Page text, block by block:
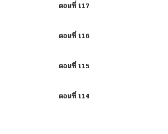
ตอนที่ 117
ตอนที่ 116
ตอนที่ 115
ตอนที่ 114